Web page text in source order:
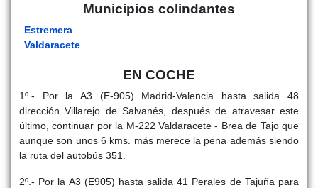
Municipios colindantes
Estremera
Valdaracete
EN COCHE
1º.- Por la A3 (E-905) Madrid-Valencia hasta salida 48
dirección Villarejo de Salvanés, después de atravesar este
último, continuar por la M-222 Valdaracete - Brea de Tajo que
aunque son unos 6 kms. más merece la pena además siendo
la ruta del autobús 351.
2º.- Por la A3 (E905) hasta salida 41 Perales de Tajuña para